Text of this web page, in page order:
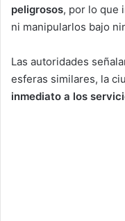
peligrosos, por lo que
ni manipularlos bajo
Las autoridades
esferas similares, la
inmediato a los